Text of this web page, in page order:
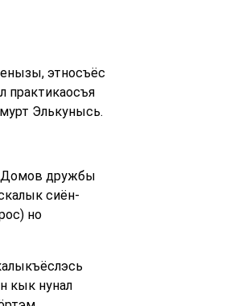
этносъёс
практикаосъя
Элькунысь.
Домов дружбы
сиён-
но
кык нунал